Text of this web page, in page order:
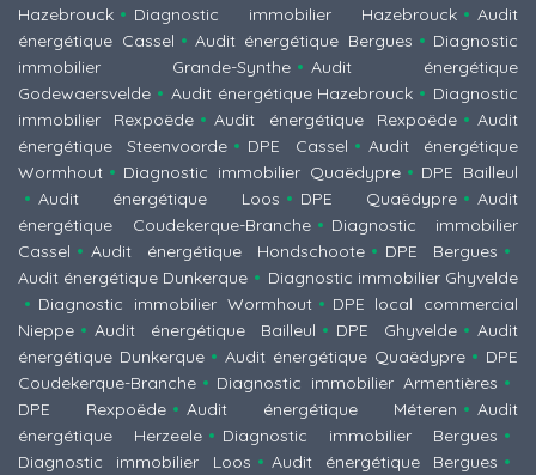
Hazebrouck
Diagnostic immobilier Hazebrouck
Audit
énergétique Cassel
Audit énergétique Bergues
Diagnostic
immobilier Grande-Synthe
Audit énergétique
Godewaersvelde
Audit énergétique Hazebrouck
Diagnostic
immobilier Rexpoëde
Audit énergétique Rexpoëde
Audit
énergétique Steenvoorde
DPE Cassel
Audit énergétique
Wormhout
Diagnostic immobilier Quaëdypre
DPE Bailleul
Audit énergétique Loos
DPE Quaëdypre
Audit
énergétique Coudekerque-Branche
Diagnostic immobilier
Cassel
Audit énergétique Hondschoote
DPE Bergues
Audit énergétique Dunkerque
Diagnostic immobilier Ghyvelde
Diagnostic immobilier Wormhout
DPE local commercial
Nieppe
Audit énergétique Bailleul DPE Ghyvelde
Audit
énergétique Dunkerque
Audit énergétique Quaëdypre
DPE
Coudekerque-Branche
Diagnostic immobilier Armentières
DPE Rexpoëde
Audit énergétique Méteren
Audit
énergétique Herzeele
Diagnostic immobilier Bergues
Diagnostic immobilier Loos
Audit énergétique Bergues